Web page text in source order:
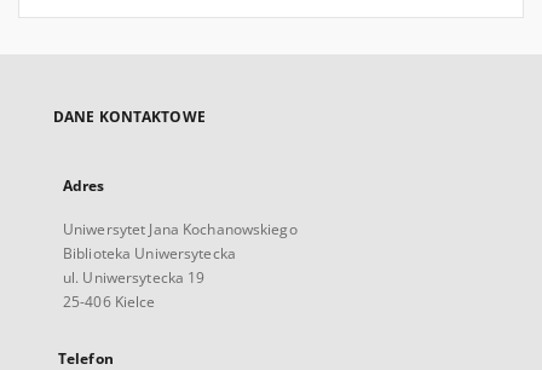
DANE KONTAKTOWE
Adres
Uniwersytet Jana Kochanowskiego
Biblioteka Uniwersytecka
ul. Uniwersytecka 19
25-406 Kielce
Telefon